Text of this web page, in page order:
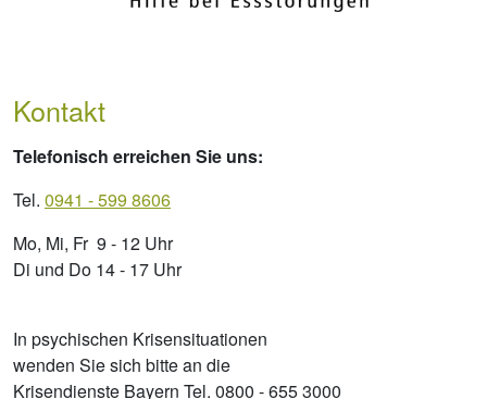
Kontakt
Telefonisch erreichen Sie uns:
Tel. 0941 - 599 8606
Mo, Mi, Fr 9 - 12 Uhr
Di und Do 14 - 17 Uhr
In psychischen Krisensituationen
wenden Sie sich bitte an die
Krisendienste Bayern Tel. 0800 - 655 3000